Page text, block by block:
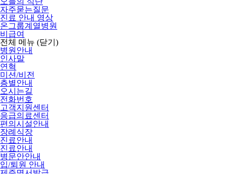
자주묻는질문
진료 안내 영상
온그룹계열병원
비급여
전체 메뉴 (닫기)
병원안내
인사말
연혁
미션/비전
층별안내
오시는길
전화번호
고객지원센터
응급의료센터
편의시설안내
장례식장
진료안내
진료안내
병문안안내
입/퇴원 안내